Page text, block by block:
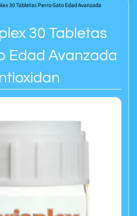
30 Tabletas Perro Gato Edad Avanzada
30 Tabletas
Edad Avanzada